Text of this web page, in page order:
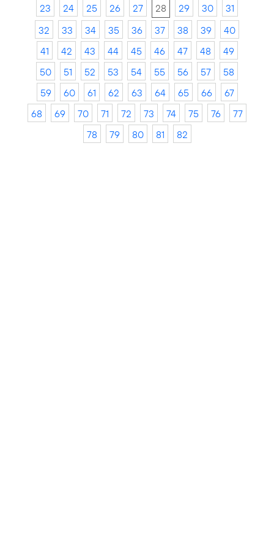
23
24 25 26 27 28 29 30
31
32
33 34 35 36 37 38 39
40
41
42 43 44 45 46 47 48
49
50
51 52 53 54 55 56 57
58
59
60 61 62 63 64 65 66
67
68
69 70 71 72 73 74 75 76
77
78
79 80 81 82